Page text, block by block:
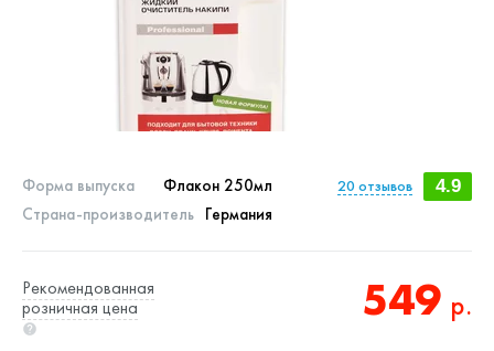
Форма выпуска
Флакон 250мл
Страна-производитель Германия
4.9
20 отзывов
549 р.
Рекомендованная
розничная цена